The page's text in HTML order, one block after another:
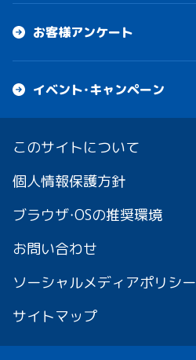
お客様アンケート
イベント・キャンペーン
このサイトについて
個人情報保護方針
ブラウザ・OSの推奨環境
お問い合わせ
ソーシャルメディアポリシー
サイトマップ